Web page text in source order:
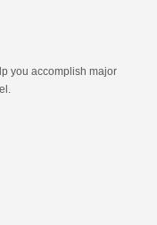
you accomplish major